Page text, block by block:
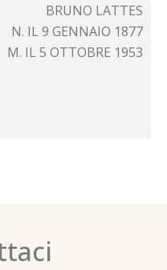
BRUNO LATTES
N. IL 9 GENNAIO 1877
M. IL 5 OTTOBRE 1953